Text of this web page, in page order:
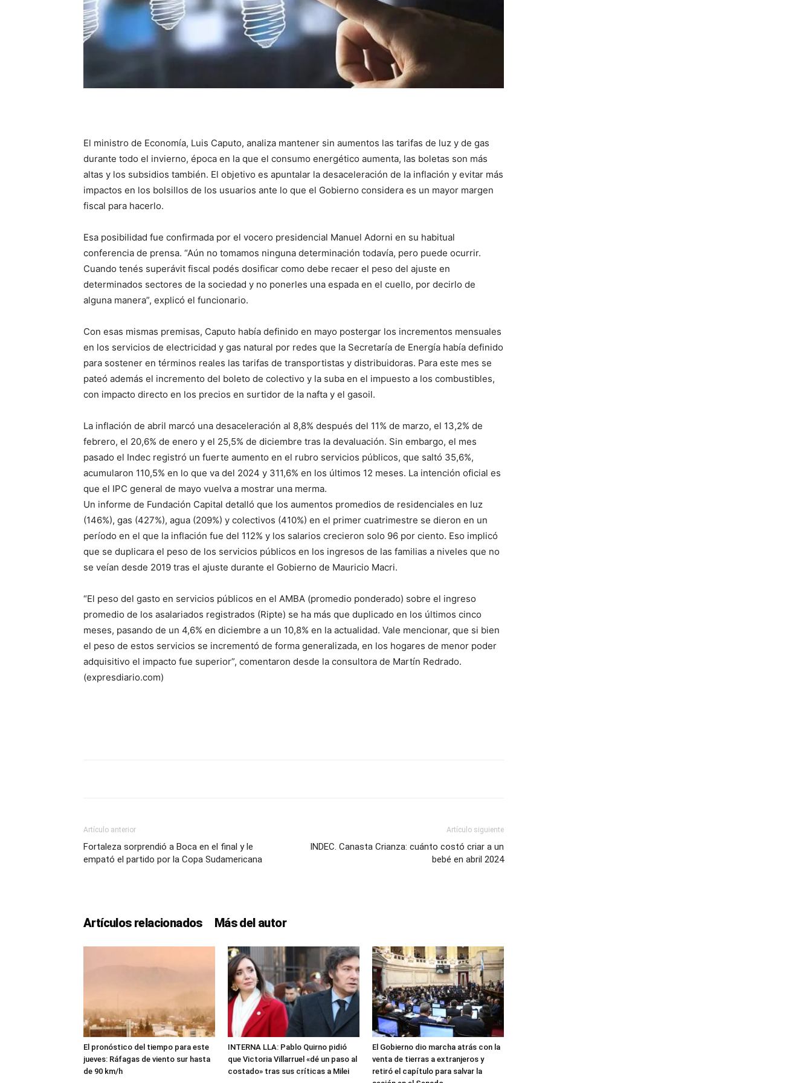
Verdad
es
lo
El ministro de Economía, Luis Caputo, analiza mantener sin aumentos las tarifas de luz y de gas
durante todo el invierno, época en la que el consumo energético aumenta, las boletas son más
altas y los subsidios también. El objetivo es apuntalar la desaceleración de la inflación y evitar más
impactos en los bolsillos de los usuarios ante lo que el Gobierno considera es un mayor margen
fiscal para hacerlo.
Esa posibilidad fue confirmada por el vocero presidencial Manuel Adorni en su habitual
conferencia de prensa. “Aún no tomamos ninguna determinación todavía, pero puede ocurrir.
Cuando tenés superávit fiscal podés dosificar como debe recaer el peso del ajuste en
determinados sectores de la sociedad y no ponerles una espada en el cuello, por decirlo de
alguna manera”, explicó el funcionario.
Con esas mismas premisas, Caputo había definido en mayo postergar los incrementos mensuales
en los servicios de electricidad y gas natural por redes que la Secretaría de Energía había definido
para sostener en términos reales las tarifas de transportistas y distribuidoras. Para este mes se
pateó además el incremento del boleto de colectivo y la suba en el impuesto a los combustibles,
con impacto directo en los precios en surtidor de la nafta y el gasoil.
La inflación de abril marcó una desaceleración al 8,8% después del 11% de marzo, el 13,2% de
febrero, el 20,6% de enero y el 25,5% de diciembre tras la devaluación. Sin embargo, el mes
pasado el Indec registró un fuerte aumento en el rubro servicios públicos, que saltó 35,6%,
acumularon 110,5% en lo que va del 2024 y 311,6% en los últimos 12 meses. La intención oficial es
que el IPC general de mayo vuelva a mostrar una merma.
Un informe de Fundación Capital detalló que los aumentos promedios de residenciales en luz
(146%), gas (427%), agua (209%) y colectivos (410%) en el primer cuatrimestre se dieron en un
período en el que la inflación fue del 112% y los salarios crecieron solo 96 por ciento. Eso implicó
que se duplicara el peso de los servicios públicos en los ingresos de las familias a niveles que no
se veían desde 2019 tras el ajuste durante el Gobierno de Mauricio Macri.
“El peso del gasto en servicios públicos en el AMBA (promedio ponderado) sobre el ingreso
promedio de los asalariados registrados (Ripte) se ha más que duplicado en los últimos cinco
meses, pasando de un 4,6% en diciembre a un 10,8% en la actualidad. Vale mencionar, que si bien
el peso de estos servicios se incrementó de forma generalizada, en los hogares de menor poder
adquisitivo el impacto fue superior”, comentaron desde la consultora de Martín Redrado.
(expresdiario.com)
Artículo anterior
Fortaleza sorprendió a Boca en el final y le
empató el partido por la Copa Sudamericana
Artículo siguiente
INDEC. Canasta Crianza: cuánto costó criar a un
bebé en abril 2024
Artículos relacionados Más del autor
El pronóstico del tiempo para este
jueves: Ráfagas de viento sur hasta
de 90 km/h
INTERNA LLA: Pablo Quirno pidió
que Victoria Villarruel «dé un paso al
costado» tras sus críticas a Milei
El Gobierno dio marcha atrás con la
venta de tierras a extranjeros y
retiró el capítulo para salvar la